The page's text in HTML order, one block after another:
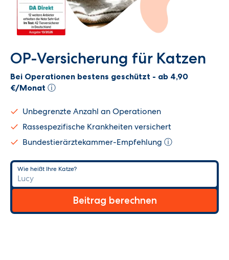
OP-Versicherung für Katzen
Bei Operationen bestens geschützt - ab 4,90
€/Monat ⓘ
Unbegrenzte Anzahl an Operationen
Rassespezifische Krankheiten versichert
Bundestierärztekammer-Empfehlung ⓘ
Wie heißt Ihre Katze?
Beitrag berechnen